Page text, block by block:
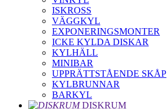
ISKROSS
VÄGGKYL
EXPONERINGSMONTER
ICKE KYLDA DISKAR
KYLHÄLL
MINIBAR
UPPRÄTTSTÅENDE SKÅP
KYLBRUNNAR
BARKYL
DISKRUM